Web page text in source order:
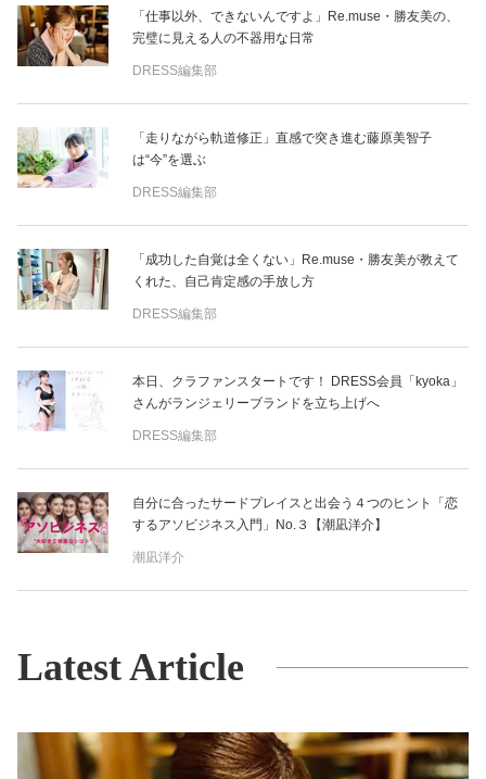
「仕事以外、できないんですよ」Re.muse・勝友美の、
完璧に見える人の不器用な日常
DRESS編集部
「走りながら軌道修正」直感で突き進む藤原美智子
は“今”を選ぶ
DRESS編集部
「成功した自覚は全くない」Re.muse・勝友美が教えて
くれた、自己肯定感の手放し方
DRESS編集部
本日、クラファンスタートです！ DRESS会員「kyoka」
さんがランジェリーブランドを立ち上げへ
DRESS編集部
自分に合ったサードプレイスと出会う４つのヒント「恋
するアソビジネス入門」No.３【潮凪洋介】
潮凪洋介
Latest Article